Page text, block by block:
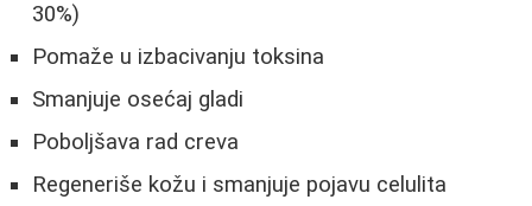
30%)
Pomaže u izbacivanju toksina
Smanjuje osećaj gladi
Poboljšava rad creva
Regeneriše kožu i smanjuje pojavu celulita